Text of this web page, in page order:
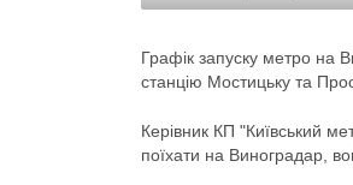
Графік запуску метро на
станцію Мостицьку та
Керівник КП "Київський
поїхати на Виноградар,